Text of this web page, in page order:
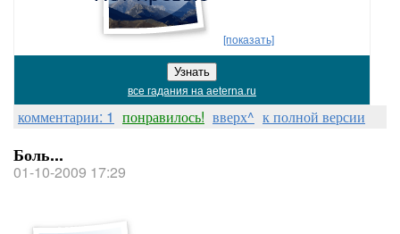
[показать]
все гадания на aeterna.ru
комментарии: 1 понравилось! вверх^ к полной версии
Боль...
01-10-2009 17:29